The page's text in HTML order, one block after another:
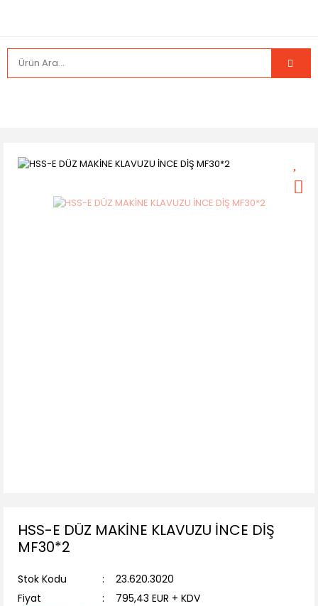
HSS-E DÜZ MAKİNE KLAVUZU İNCE DİŞ
MF30*2
Stok Kodu
23.620.3020
Fiyat
795,43 EUR + KDV